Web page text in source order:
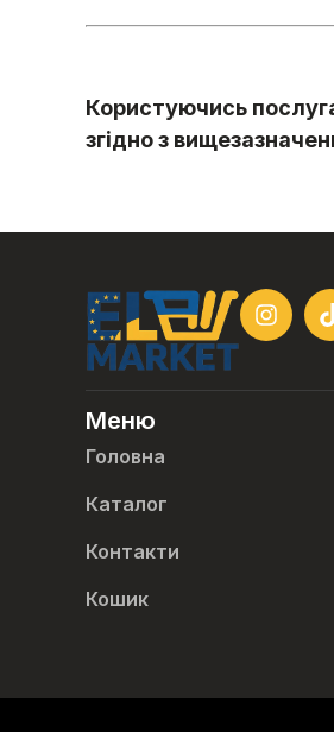
Користуючись
згідно з
Меню
Головна
Каталог
Контакти
Кошик